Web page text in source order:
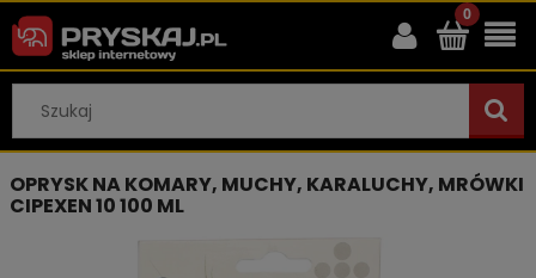
OPRYSK NA KOMARY, MUCHY, KARALUCHY, MRÓWKI
CIPEXEN 10 100 ML